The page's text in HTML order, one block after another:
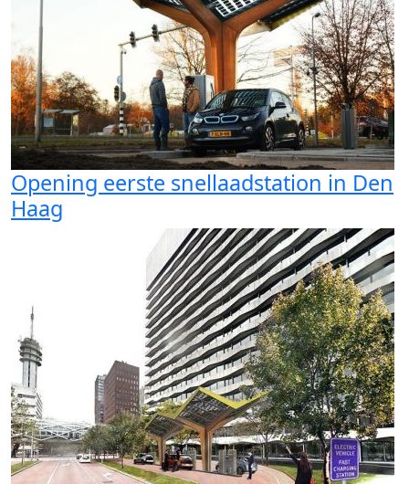
Opening eerste snellaadstation in Den
Haag